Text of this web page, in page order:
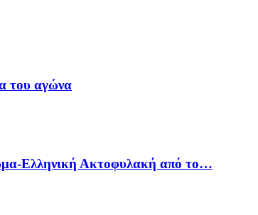
του αγώνα
Ελληνική Ακτοφυλακή από το…